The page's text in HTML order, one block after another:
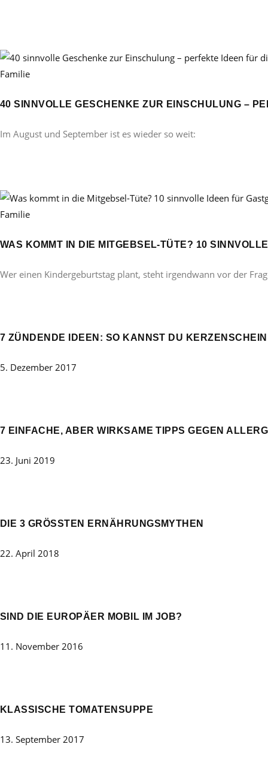
Familie
40 SINNVOLLE GESCHENKE ZUR EINSCHULUNG –
Im August und September ist es wieder so weit:
Familie
WAS KOMMT IN DIE MITGEBSEL-TÜTE? 10
Wer einen Kindergeburtstag plant, steht irgendwann vor der
7 ZÜNDENDE IDEEN: SO KANNST DU KERZENSCHEIN
5. Dezember 2017
7 EINFACHE, ABER WIRKSAME TIPPS GEGEN
23. Juni 2019
DIE 3 GRÖSSTEN ERNÄHRUNGSMYTHEN
22. April 2018
SIND DIE EUROPÄER MOBIL IM JOB?
11. November 2016
KLASSISCHE TOMATENSUPPE
13. September 2017